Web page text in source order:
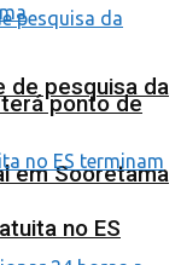
ponto de
em Sooretama
de pesquisa da
no ES